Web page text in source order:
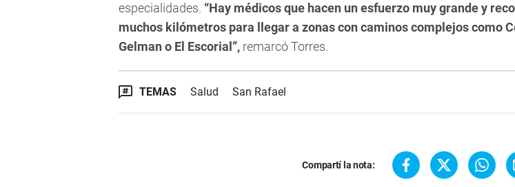
especialidades. “Hay médicos que hacen un esfuerzo muy grande y
muchos kilómetros para llegar a zonas con caminos complejos como
Gelman o El Escorial”, remarcó Torres.
TEMAS Salud San Rafael
Compartí la nota: